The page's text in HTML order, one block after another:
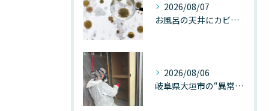
2026/08/07
お風呂の天井にカビが生えたら要注意！2026年8月の猛暑・高湿度で急増する浴室カビの原因と正しい対策
2026/08/06
岐阜県大垣市の“異常に高い気温”が建物内部を腐らせる──深層カビが爆発的に増える本当の理由